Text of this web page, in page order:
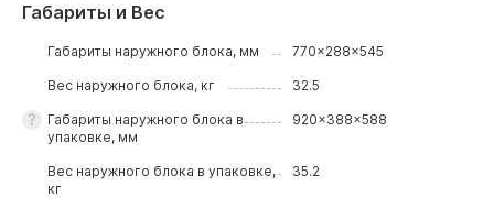
Габариты и Вес
Габариты наружного блока, мм 770x288x545
Вес наружного блока, кг 32.5
Габариты наружного блока в
упаковке, мм
920x388x588
Вес наружного блока в упаковке,
кг
35.2